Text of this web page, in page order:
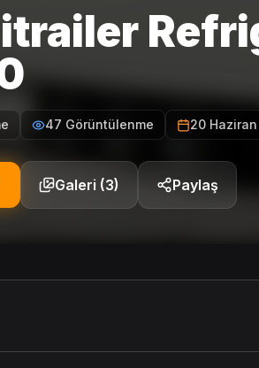
47 Görüntülenme 20
Galeri (3) Paylaş